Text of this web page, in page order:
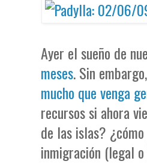
Ayer el sueño de
meses. Sin
mucho que venga
recursos si ahora
de las islas?
inmigración (legal